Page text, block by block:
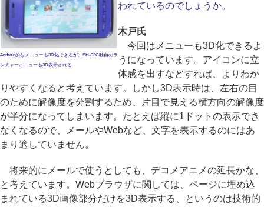
Android的なメニューも3D化できるが、SH-03C独自のラ
ンチャーメニューも3D表示される
われているのでしょうか。
木戸氏
今回はメニューも3D化できるよ
うになっています。アイコンに立
体感を出すなどすれば、よりわか
りやすくなると考えています。しかし3D表示時は、左右の目
のために解像度を分割するため、片目で見える横方向の解像度
が半分になってしまいます。たとえば縦に1ドットの表示でき
なくなるので、メールやWebなど、文字を表示するのにはあ
まり適していません。
将来的にメールで使うとしても、デコメアニメの延長かな、
と考えています。Webブラウザに関しては、ページに埋め込
まれている3D画像部分だけを3D表示する、というのは技術的